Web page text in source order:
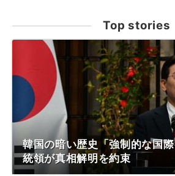
Top stories
韓国の暗い歴史「強制的な国
統領が真相解明を約束